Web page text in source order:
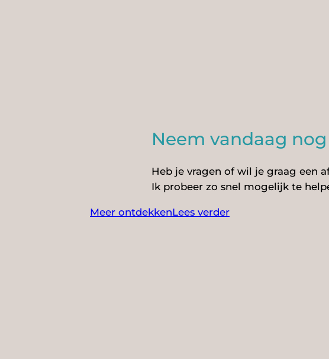
Neem vandaag
Heb je vragen of wil je graag een
Ik probeer zo snel mogelijk te
Meer ontdekkenLees verder